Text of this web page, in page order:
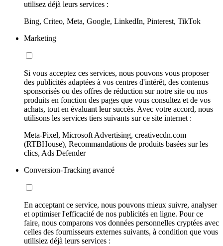
utilisez déjà leurs services :
Bing, Criteo, Meta, Google, LinkedIn, Pinterest, TikTok
Marketing
Si vous acceptez ces services, nous pouvons vous proposer
des publicités adaptées à vos centres d'intérêt, des contenus
sponsorisés ou des offres de réduction sur notre site ou nos
produits en fonction des pages que vous consultez et de vos
achats, tout en évaluant leur succès. Avec votre accord, nous
utilisons les services tiers suivants sur ce site internet :
Meta-Pixel, Microsoft Advertising, creativecdn.com
(RTBHouse), Recommandations de produits basées sur les
clics, Ads Defender
Conversion-Tracking avancé
En acceptant ce service, nous pouvons mieux suivre, analyser
et optimiser l'efficacité de nos publicités en ligne. Pour ce
faire, nous comparons vos données personnelles cryptées avec
celles des fournisseurs externes suivants, à condition que vous
utilisiez déjà leurs services :